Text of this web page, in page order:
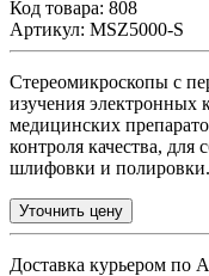
Код товара: 808
Артикул: MSZ5000-S
Стереомикроскопы с
изучения электронных
медицинских
контроля качества, для
шлифовки и полировки.
Уточнить цену
Доставка курьером по